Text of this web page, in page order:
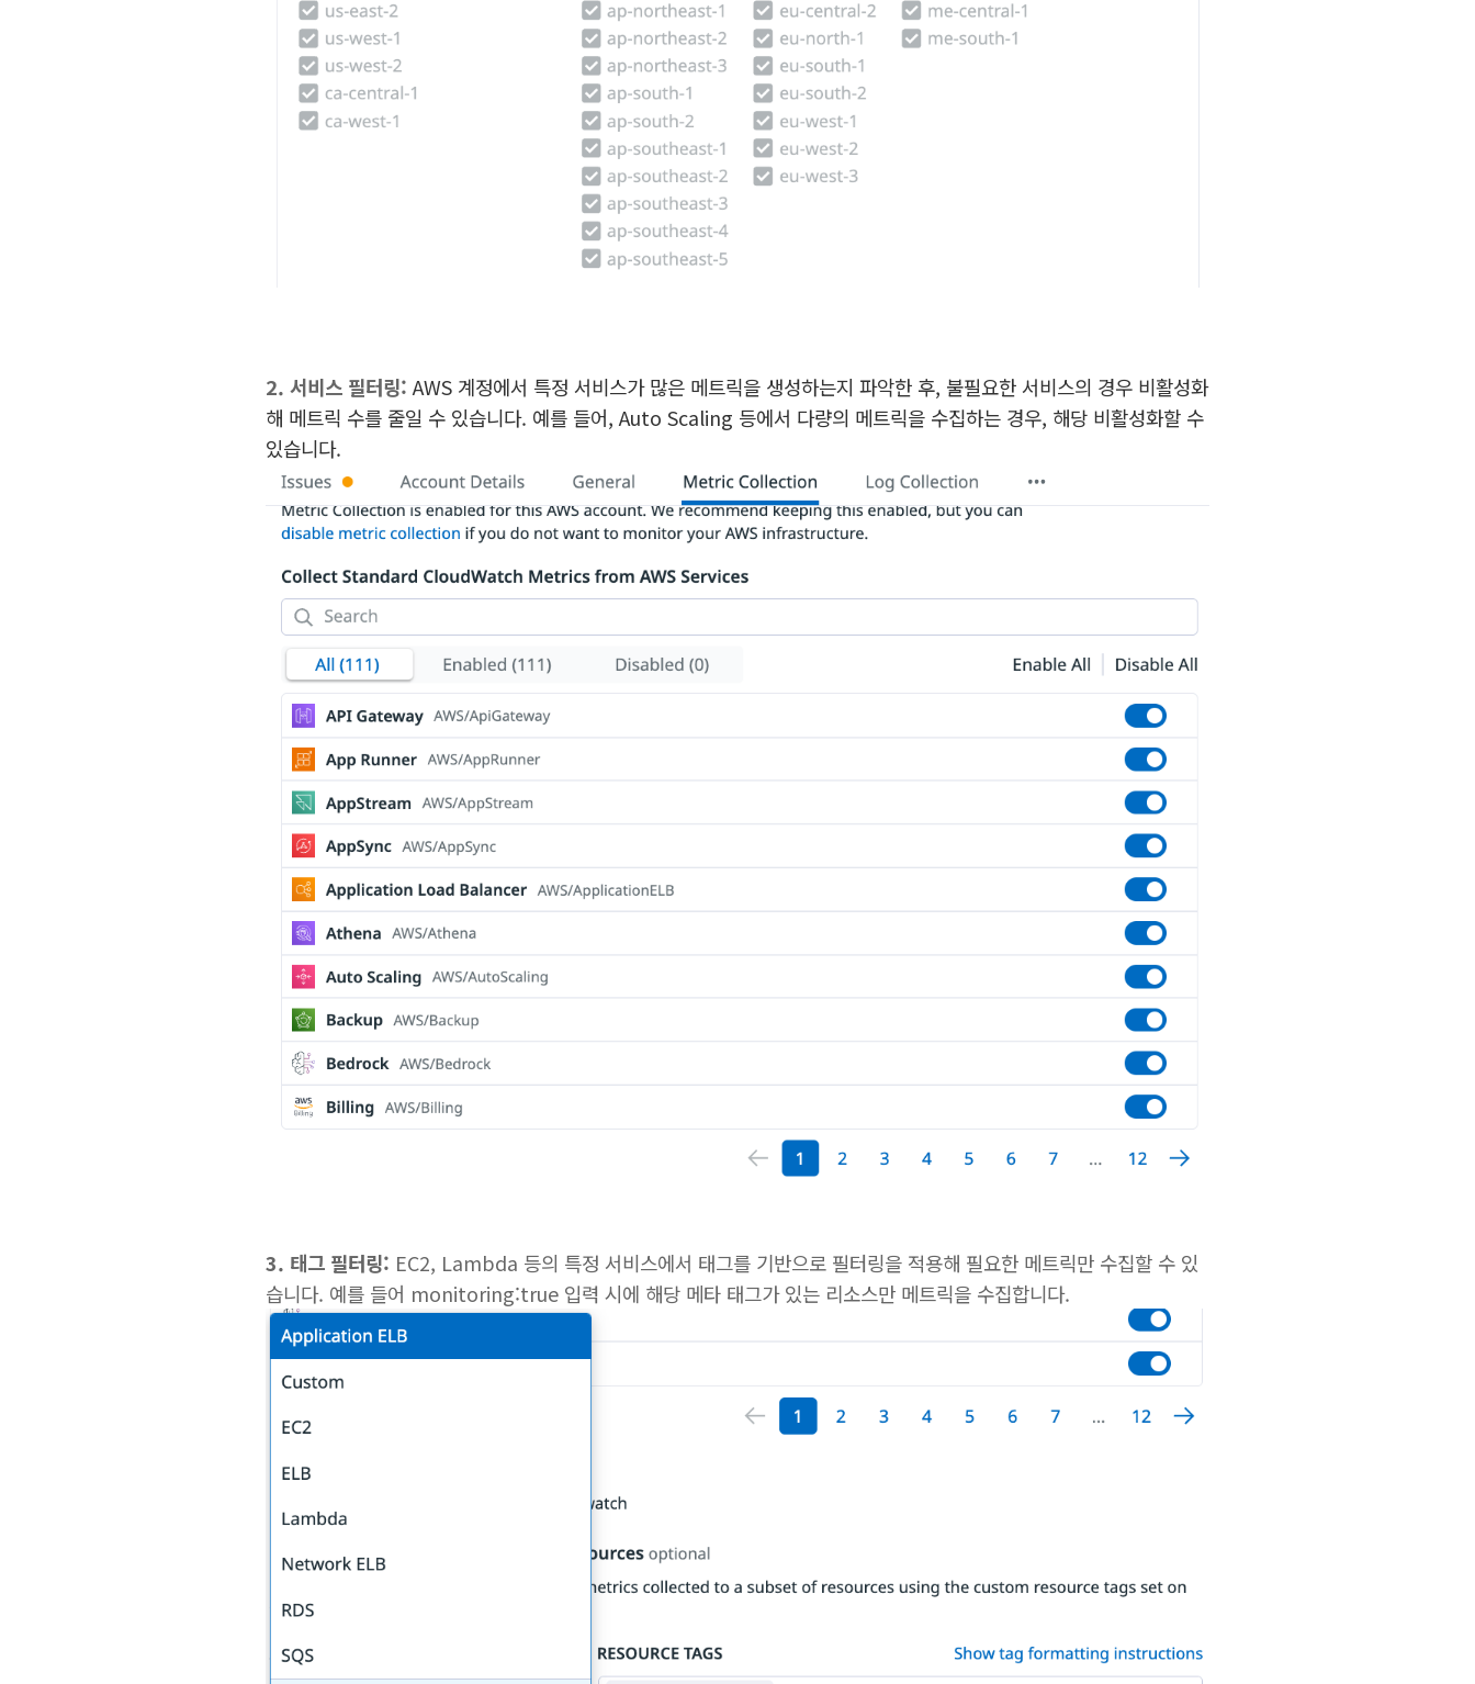
2. 서비스 필터링: AWS 계정에서 특정 서비스가 많은 메트릭을 생성하는지 파악한 후, 불필요한 서비스의 경우 비활성화
해 메트릭 수를 줄일 수 있습니다. 예를 들어, Auto Scaling 등에서 다량의 메트릭을 수집하는 경우, 해당 비활성화할 수
있습니다.
3. 태그 필터링: EC2, Lambda 등의 특정 서비스에서 태그를 기반으로 필터링을 적용해 필요한 메트릭만 수집할 수 있
습니다. 예를 들어 monitoring:true 입력 시에 해당 메타 태그가 있는 리소스만 메트릭을 수집합니다.